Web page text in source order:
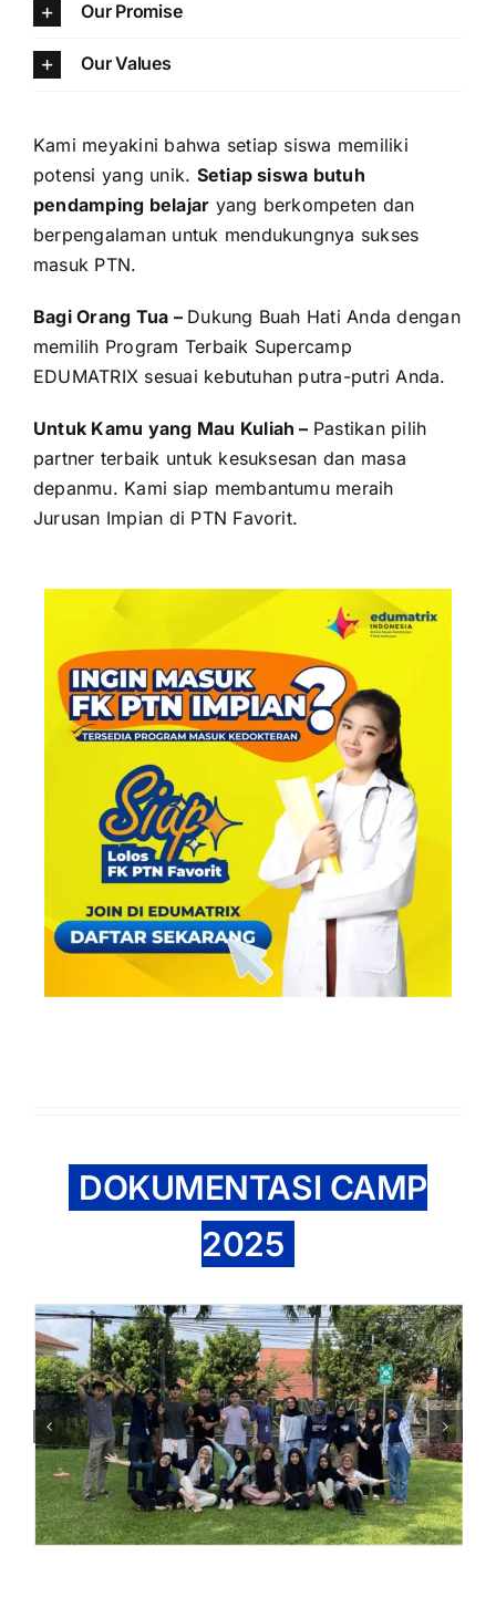
Our Promise
Our Values
Kami meyakini bahwa setiap siswa memiliki
potensi yang unik. Setiap siswa butuh
pendamping belajar yang berkompeten dan
berpengalaman untuk mendukungnya sukses
masuk PTN.
Bagi Orang Tua – Dukung Buah Hati Anda dengan
memilih Program Terbaik Supercamp
EDUMATRIX sesuai kebutuhan putra-putri Anda.
Untuk Kamu yang Mau Kuliah – Pastikan pilih
partner terbaik untuk kesuksesan dan masa
depanmu. Kami siap membantumu meraih
Jurusan Impian di PTN Favorit.
DOKUMENTASI CAMP
2025